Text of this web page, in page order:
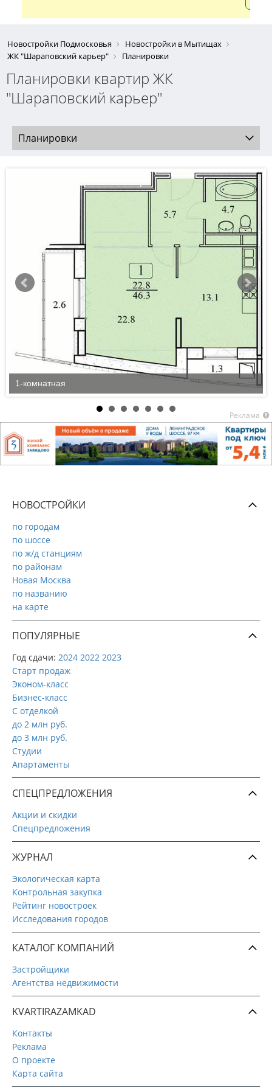
Новостройки Подмосковья
Новостройки в Мытищах
ЖК "Шараповский карьер"
Планировки
Планировки квартир ЖК
"Шараповский карьер"
Планировки
1-комнатная
Реклама
НОВОСТРОЙКИ
по городам
по шоссе
по ж/д станциям
по районам
Новая Москва
по названию
на карте
ПОПУЛЯРНЫЕ
Год сдачи: 2024 2022 2023
Старт продаж
Эконом-класс
Бизнес-класс
С отделкой
до 2 млн руб.
до 3 млн руб.
Студии
Апартаменты
СПЕЦПРЕДЛОЖЕНИЯ
Акции и скидки
Спецпредложения
ЖУРНАЛ
Экологическая карта
Контрольная закупка
Рейтинг новостроек
Исследования городов
КАТАЛОГ КОМПАНИЙ
Застройщики
Агентства недвижимости
KVARTIRAZAMKAD
Контакты
Реклама
О проекте
Карта сайта